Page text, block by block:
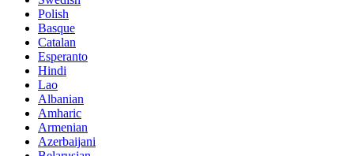
Polish
Basque
Catalan
Esperanto
Hindi
Lao
Albanian
Amharic
Armenian
Azerbaijani